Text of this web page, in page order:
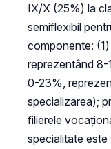
IX/X (25%) la
semiflexibil
componente:
reprezentând 8-
0-23%,
specializarea);
filierele
specialitate